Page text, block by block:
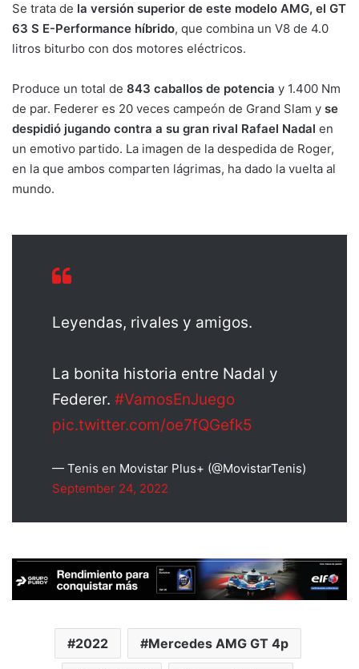
Se trata de la versión superior de este modelo AMG, el GT
63 S E-Performance híbrido, que combina un V8 de 4.0
litros biturbo con dos motores eléctricos.
Produce un total de 843 caballos de potencia y ​​1.400 Nm
de par. Federer es 20 veces campeón de Grand Slam y se
despidió jugando contra a su gran rival Rafael Nadal en
un emotivo partido. La imagen de la despedida de Roger,
en la que ambos comparten lágrimas, ha dado la vuelta al
mundo.
Leyendas, rivales y amigos.
La bonita historia entre Nadal y
Federer. #VamosEnJuego
pic.twitter.com/oe7fQGefk5
— Tenis en Movistar Plus+ (@MovistarTenis)
September 24, 2022
2022 Mercedes AMG GT 4p